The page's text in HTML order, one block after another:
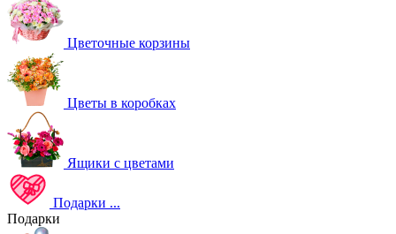
Цветочные корзины
Цветы в коробках
Ящики с цветами
Подарки ...
Подарки